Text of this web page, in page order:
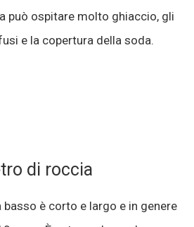
può ospitare molto ghiaccio, gli
e la copertura della soda.
di roccia
basso è corto e largo e in genere